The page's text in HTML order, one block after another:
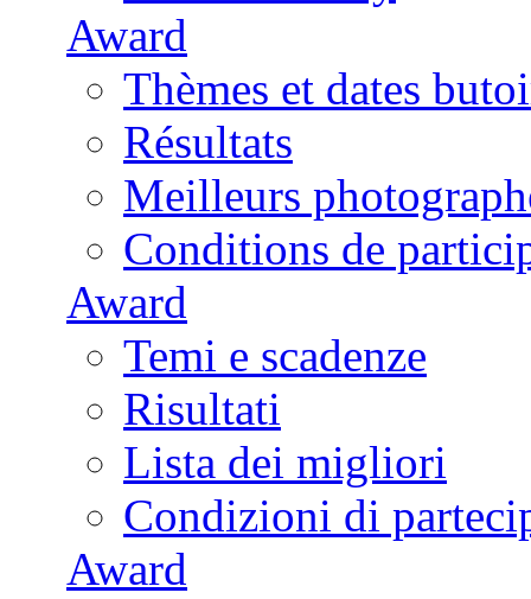
Award
Thèmes et dates
Résultats
Meilleurs
Conditions de
Award
Temi e scadenze
Risultati
Lista dei migliori
Condizioni di
Award